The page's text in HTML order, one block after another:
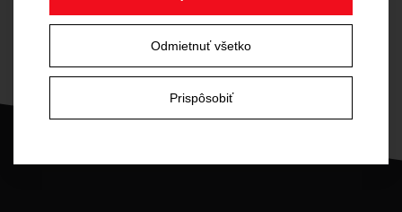
Odmietnuť všetko
Prispôsobiť
obchod@paytenpos.cz